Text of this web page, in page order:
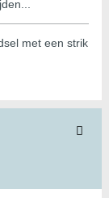
met een strik